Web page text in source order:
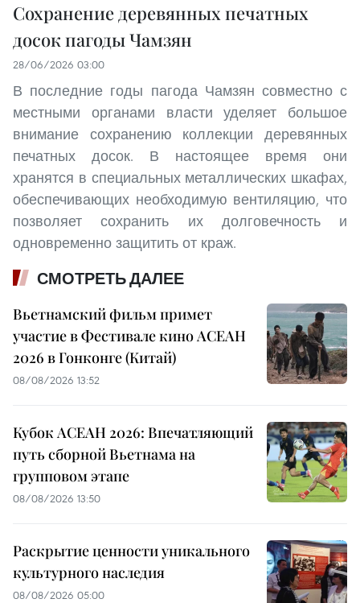
Сохранение деревянных печатных
досок пагоды Чамзян
28/06/2026 03:00
В последние годы пагода Чамзян совместно с
местными органами власти уделяет большое
внимание сохранению коллекции деревянных
печатных досок. В настоящее время они
хранятся в специальных металлических шкафах,
обеспечивающих необходимую вентиляцию, что
позволяет сохранить их долговечность и
одновременно защитить от краж.
СМОТРЕТЬ ДАЛЕЕ
Вьетнамский фильм примет
участие в Фестивале кино АСЕАН
2026 в Гонконге (Китай)
08/08/2026 13:52
Кубок АСЕАН 2026: Впечатляющий
путь сборной Вьетнама на
групповом этапе
08/08/2026 13:50
Раскрытие ценности уникального
культурного наследия
08/08/2026 05:00